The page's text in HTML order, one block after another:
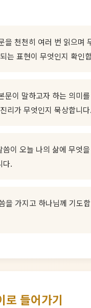
을 천천히 여러 번 읽으며
는 표현이 무엇인지 확인
문이 말하고자 하는 의미
리가 무엇인지 묵상합니다.
이 오늘 나의 삶에 무엇
다.
을 가지고 하나님께 기도
들어가기